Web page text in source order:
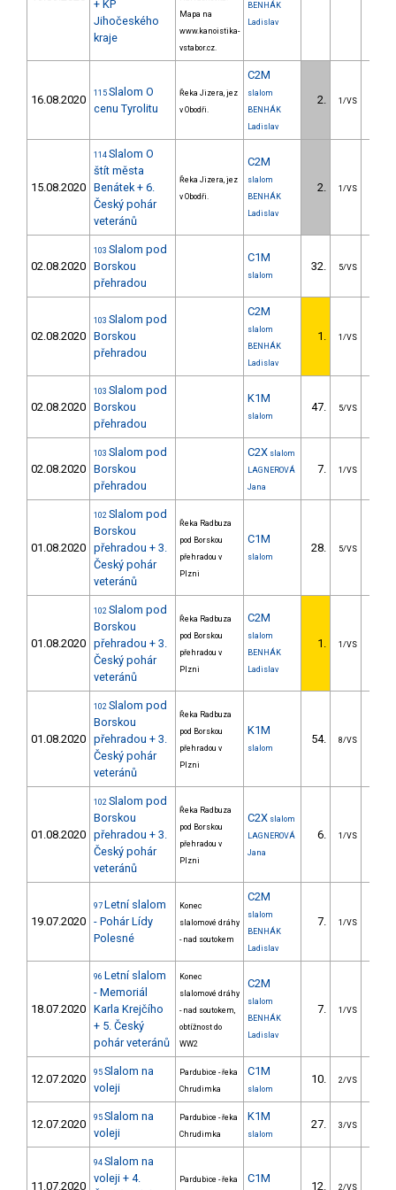
+ KP
Jihočeského
kraje
Mapa na
www.kanoistika-
vstabor.cz.
BENHÁK
Ladislav
16.08.2020 115 Slalom O
cenu Tyrolitu
Řeka Jizera, jez
v Obodři.
C2M
slalom
BENHÁK
Ladislav
2. 1/VS
15.08.2020
114 Slalom O
štít města
Benátek + 6.
Český pohár
veteránů
Řeka Jizera, jez
v Obodři.
C2M
slalom
BENHÁK
Ladislav
2. 1/VS
02.08.2020
103 Slalom pod
Borskou
přehradou
C1M
slalom
32. 5/VS
02.08.2020
103 Slalom pod
Borskou
přehradou
C2M
slalom
BENHÁK
Ladislav
1. 1/VS
02.08.2020
103 Slalom pod
Borskou
přehradou
K1M
slalom
47. 5/VS
02.08.2020
103 Slalom pod
Borskou
přehradou
C2X slalom
LAGNEROVÁ
Jana
7. 1/VS
01.08.2020
102 Slalom pod
Borskou
přehradou + 3.
Český pohár
veteránů
Řeka Radbuza
pod Borskou
přehradou v
Plzni
C1M
slalom
28. 5/VS
01.08.2020
102 Slalom pod
Borskou
přehradou + 3.
Český pohár
veteránů
Řeka Radbuza
pod Borskou
přehradou v
Plzni
C2M
slalom
BENHÁK
Ladislav
1. 1/VS
01.08.2020
102 Slalom pod
Borskou
přehradou + 3.
Český pohár
veteránů
Řeka Radbuza
pod Borskou
přehradou v
Plzni
K1M
slalom
54. 8/VS
01.08.2020
102 Slalom pod
Borskou
přehradou + 3.
Český pohár
veteránů
Řeka Radbuza
pod Borskou
přehradou v
Plzni
C2X slalom
LAGNEROVÁ
Jana
6. 1/VS
19.07.2020
97 Letní slalom
- Pohár Lídy
Polesné
Konec
slalomové dráhy
- nad soutokem
C2M
slalom
BENHÁK
Ladislav
7. 1/VS
18.07.2020
96 Letní slalom
- Memoriál
Karla Krejčího
+ 5. Český
pohár veteránů
Konec
slalomové dráhy
- nad soutokem,
obtížnost do
WW2
C2M
slalom
BENHÁK
Ladislav
7. 1/VS
12.07.2020 95 Slalom na
voleji
Pardubice - řeka
Chrudimka
C1M
slalom
10. 2/VS
12.07.2020 95 Slalom na
voleji
Pardubice - řeka
Chrudimka
K1M
slalom
27. 3/VS
11.07.2020
94 Slalom na
voleji + 4.
Pardubice - řeka
C1M
12. 2/VS